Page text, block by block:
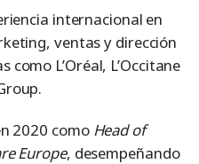
internacional en
ventas y dirección
L’Oréal, L’Occitane
2020 como Head of
Europe, desempeñando